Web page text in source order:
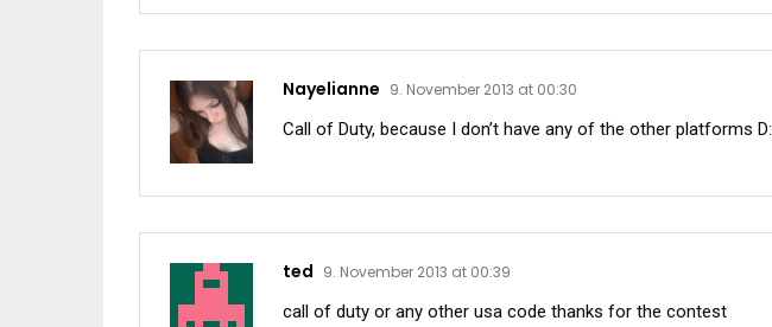
Nayelianne 9. November 2013 at 00:30
Call of Duty, because I don’t have any of the other platforms D:
ted 9. November 2013 at 00:39
call of duty or any other usa code thanks for the contest